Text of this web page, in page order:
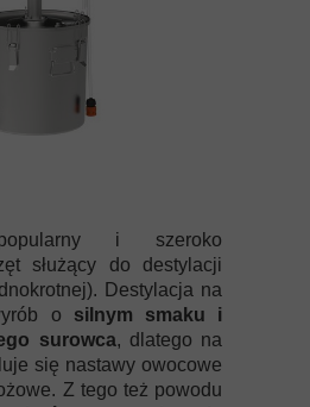
i szeroko
służący do destylacji
Destylacja na
o silnym smaku i
surowca, dlatego na
się nastawy owocowe
Z tego też powodu